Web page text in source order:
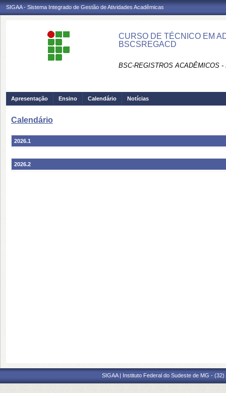
SIGAA - Sistema Integrado de Gestão de Atividades Acadêmicas
CURSO DE TÉCNICO EM
BSCSREGACD
BSC-REGISTROS ACADÊMICOS -
Apresentação Ensino Calendário Notícias
Calendário
2026.1
2026.2
SIGAA | Instituto Federal do Sudeste de MG -